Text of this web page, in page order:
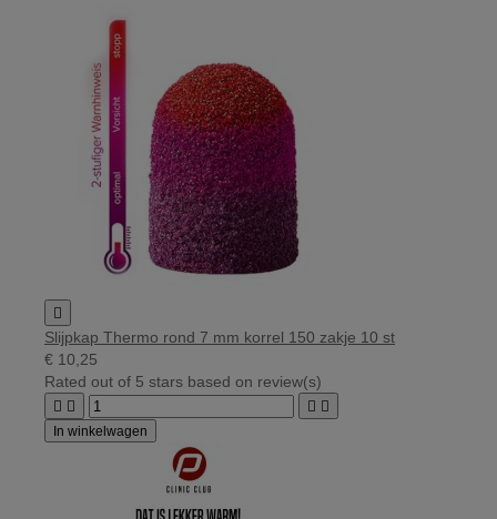

Slijpkap Thermo rond 7 mm korrel 150 zakje 10 st
€ 10,25
Rated out of 5 stars based on review(s)
   
In winkelwagen